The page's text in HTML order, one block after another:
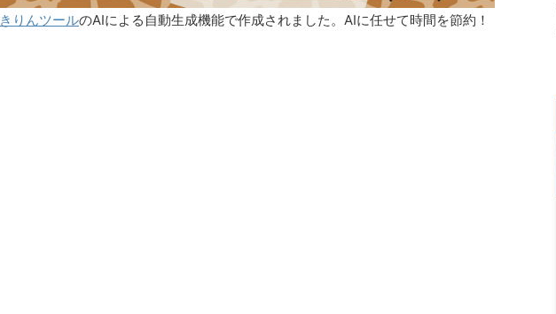
きりんツールのAIによる自動生成機能で作成されました。AIに任せて時間を節約！